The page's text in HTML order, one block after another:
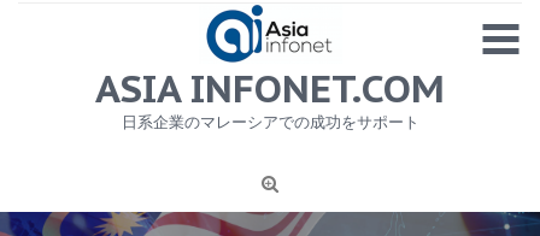
MENU
1
ニュース
ASIA INFONET.COM
日系企業のマレーシアでの成功をサポート